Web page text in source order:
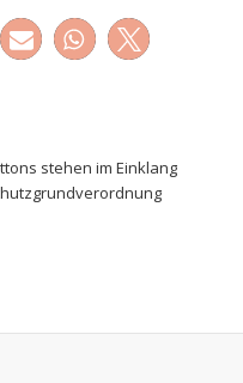
stehen im Einklang